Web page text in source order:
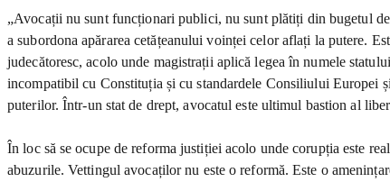
„Avocații nu sunt funcționari publici, nu sunt plătiți din bugetul
a subordona apărarea cetățeanului voinței celor aflați la putere.
judecătoresc, acolo unde magistrații aplică legea în numele
incompatibil cu Constituția și cu standardele Consiliului Europei
puterilor. Într-un stat de drept, avocatul este ultimul bastion al
În loc să se ocupe de reforma justiției acolo unde corupția este
abuzurile. Vettingul avocaților nu este o reformă. Este o